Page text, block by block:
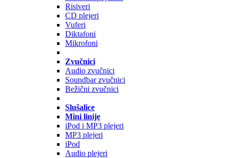
Risiveri
CD plejeri
Vuferi
Diktafoni
Mikrofoni
Zvučnici
Audio zvučnici
Soundbar zvučnici
Bežični zvučnici
Slušalice
Mini linije
iPod i MP3 plejeri
MP3 plejeri
iPod
Audio plejeri